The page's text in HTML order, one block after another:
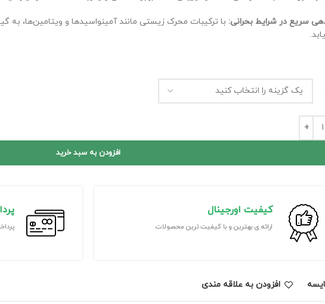
سریع در شرایط بحرانی: با ترکیبات محرک زیستی مانند آمینواسیدها و ویتامین‌ها،
افزودن به سبد خرید
کیفیت اورجینال
ارائه ی بهترین و با کیفیت ترین محصولات
افزودن به علاقه مندی